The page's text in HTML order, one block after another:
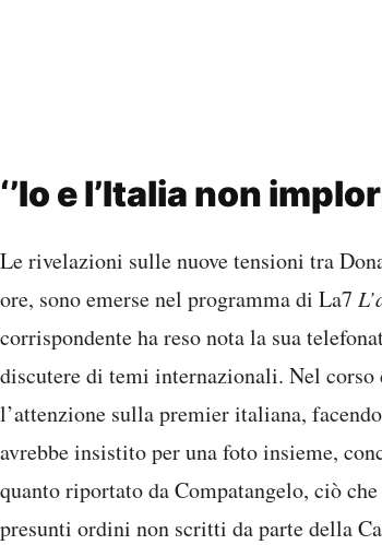
‘’Io e l’Italia non
Le rivelazioni sulle nuove tensioni tra
ore, sono emerse nel programma di La7
corrispondente ha reso nota la sua
discutere di temi internazionali. Nel
l’attenzione sulla premier italiana,
avrebbe insistito per una foto insieme,
quanto riportato da Compatangelo, ciò
presunti ordini non scritti da parte della